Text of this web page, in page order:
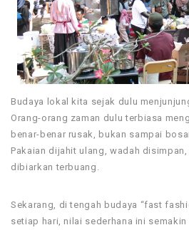
Budaya lokal kita sejak dulu
Orang-orang zaman dulu terbiasa
benar-benar rusak, bukan sampai
Pakaian dijahit ulang, wadah
dibiarkan terbuang.
Sekarang, di tengah budaya “fast
setiap hari, nilai sederhana ini semakin